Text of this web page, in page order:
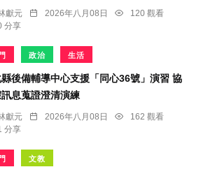
獻元 2026年八月08日
120 觀看
分享
政治 生活
後備輔導中心支援「同心36號」演習 協
息蒐證澄清演練
獻元 2026年八月08日
162 觀看
分享
文教